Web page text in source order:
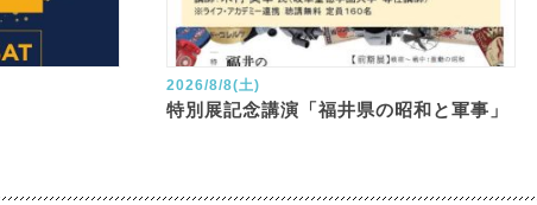
2026/8/8(土)
特別展記念講演「福井県の昭和と軍事」